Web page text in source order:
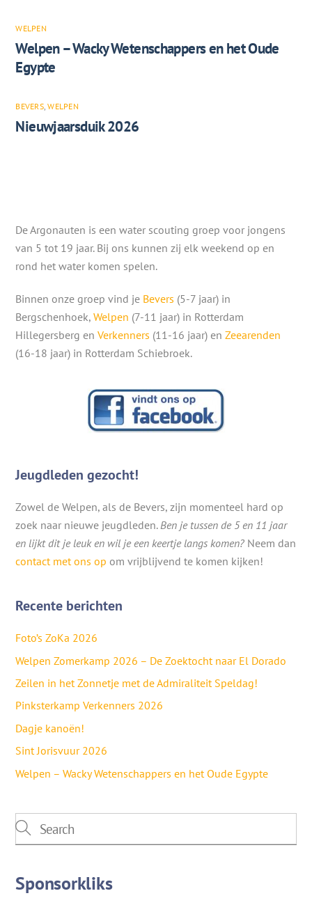
WELPEN
Welpen – Wacky Wetenschappers en het Oude
Egypte
BEVERS,WELPEN
Nieuwjaarsduik 2026
De Argonauten is een water scouting groep voor jongens
van 5 tot 19 jaar. Bij ons kunnen zij elk weekend op en
rond het water komen spelen.
Binnen onze groep vind je Bevers (5-7 jaar) in
Bergschenhoek,Welpen (7-11 jaar) in Rotterdam
Hillegersberg enVerkenners (11-16 jaar) enZeearenden
(16-18 jaar) in Rotterdam Schiebroek.
Jeugdleden gezocht!
Zowel de Welpen, als de Bevers, zijn momenteel hard op
zoek naar nieuwe jeugdleden. Ben je tussen de 5 en 11 jaar
en lijkt dit je leuk en wil je een keertje langs komen? Neem dan
contact met ons op om vrijblijvend te komen kijken!
Recente berichten
Foto’s ZoKa 2026
Welpen Zomerkamp 2026 – De Zoektocht naar El Dorado
Zeilen in het Zonnetje met de Admiraliteit Speldag!
Pinksterkamp Verkenners 2026
Dagje kanoën!
Sint Jorisvuur 2026
Welpen – Wacky Wetenschappers en het Oude Egypte
Sponsorkliks